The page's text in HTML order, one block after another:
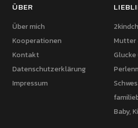
ÜBER
Über mich
Kooperationen
Kontakt
Datenschutzerklärung
Impressum
Mutter
Glucke
Baby,